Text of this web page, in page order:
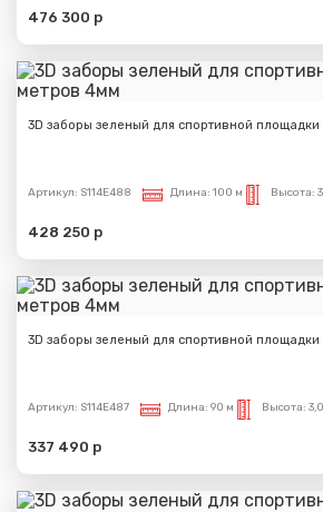
476 300 р
3D заборы зеленый для спортивной
Артикул: S114E488 Длина: 100 м Высота:
428 250 р
3D заборы зеленый для спортивной
Артикул: S114E487 Длина: 90 м Высота:
337 490 р